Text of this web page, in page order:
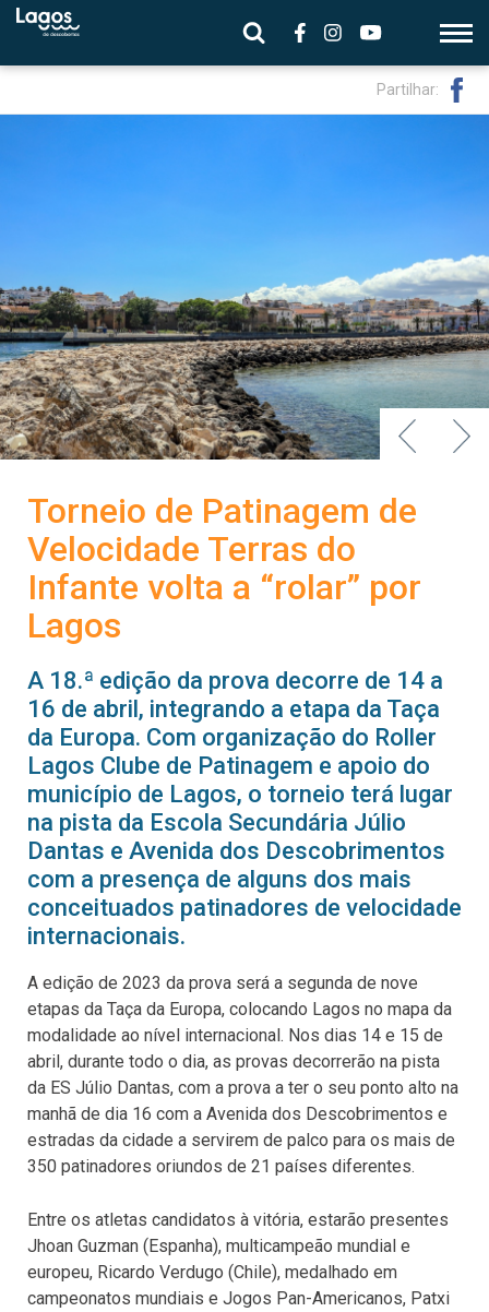
Partilhar:
Torneio de Patinagem de
Velocidade Terras do
Infante volta a “rolar” por
Lagos
A 18.ª edição da prova decorre de 14 a
16 de abril, integrando a etapa da Taça
da Europa. Com organização do Roller
Lagos Clube de Patinagem e apoio do
município de Lagos, o torneio terá lugar
na pista da Escola Secundária Júlio
Dantas e Avenida dos Descobrimentos
com a presença de alguns dos mais
conceituados patinadores de velocidade
internacionais.
A edição de 2023 da prova será a segunda de nove
etapas da Taça da Europa, colocando Lagos no mapa da
modalidade ao nível internacional. Nos dias 14 e 15 de
abril, durante todo o dia, as provas decorrerão na pista
da ES Júlio Dantas, com a prova a ter o seu ponto alto na
manhã de dia 16 com a Avenida dos Descobrimentos e
estradas da cidade a servirem de palco para os mais de
350 patinadores oriundos de 21 países diferentes.
Entre os atletas candidatos à vitória, estarão presentes
Jhoan Guzman (Espanha), multicampeão mundial e
europeu, Ricardo Verdugo (Chile), medalhado em
campeonatos mundiais e Jogos Pan-Americanos, Patxi